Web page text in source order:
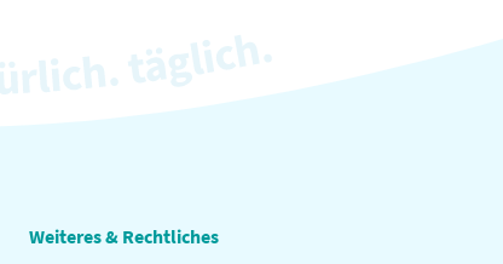
Weiteres & Rechtliches